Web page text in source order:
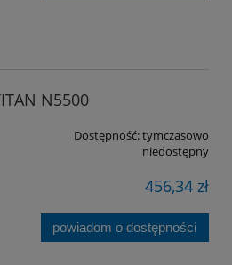
N5500
Dostępność:tymczasowo
niedostępny
456,34 zł
powiadom o dostępności